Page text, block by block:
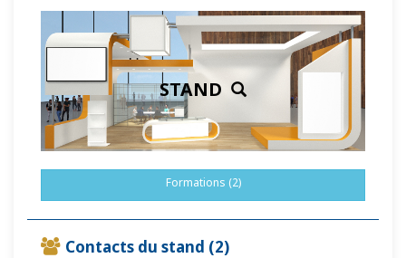
STAND
Formations (2)
Contacts du stand (2)